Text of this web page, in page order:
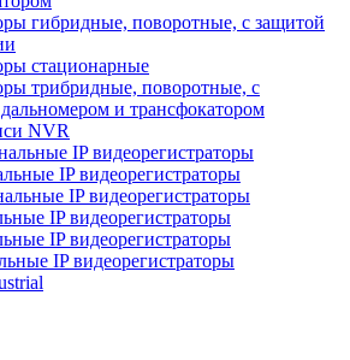
гибридные, поворотные, с защитой
стационарные
трибридные, поворотные, с
и трансфокатором
NVR
IP видеорегистраторы
IP видеорегистраторы
IP видеорегистраторы
IP видеорегистраторы
IP видеорегистраторы
IP видеорегистраторы